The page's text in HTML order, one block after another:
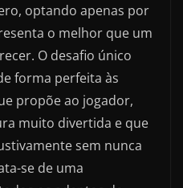
optando apenas por
o melhor que um
O desafio único
forma perfeita às
propõe ao jogador,
muito divertida e que
sem nunca
se de uma